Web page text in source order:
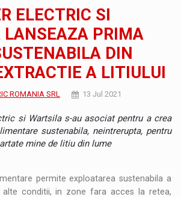
ELECTRIC SI
LANSEAZA PRIMA
DIN
A LITIULUI
ROMANIA SRL 13 Jul 2021
si Wartsila s-au asociat pentru a crea
sustenabila, neintrerupta, pentru
mine de litiu din lume
permite exploatarea sustenabila a
alte conditii, in zone fara acces la retea,